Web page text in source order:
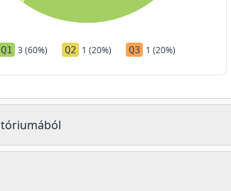
Q1 3 (60%) Q2 1 (20%) Q3 1 (20%)